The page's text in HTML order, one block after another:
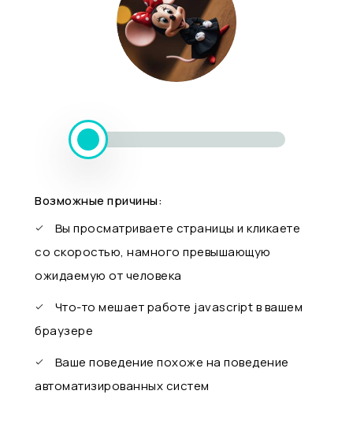
Возможные причины:
Вы просматриваете страницы и кликаете
со скоростью, намного превышающую
ожидаемую от человека
Что-то мешает работе javascript в вашем
браузере
Ваше поведение похоже на поведение
автоматизированных систем